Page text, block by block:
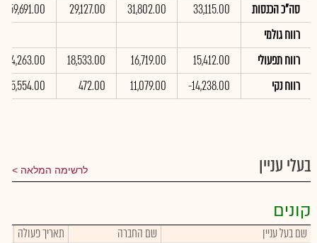
סה"כ הכנסות
33,115.00
31,802.00
29,127.00
159,691.00
רווח גולמי
רווח תפעולי
15,412.00
16,719.00
18,533.00
104,263.00
רווח נקי
-14,238.00
11,079.00
472.00
-15,554.00
בעלי עניין לרשימה המלאה
קונים
שם בעל עניין שם החברה תאריך פעולה